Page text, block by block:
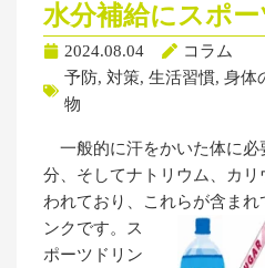
水分補給にスポ
2024.08.04
コラム
予防, 対策, 生活習慣, 身体
物
一般的に汗をかいた体に必
分、そしてナトリウム、カ
われており、これらが含まれ
ンクです。
ス
ポーツドリン